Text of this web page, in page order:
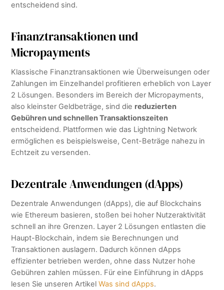
entscheidend sind.
Finanztransaktionen und
Micropayments
Klassische Finanztransaktionen wie Überweisungen oder
Zahlungen im Einzelhandel profitieren erheblich von Layer
2 Lösungen. Besonders im Bereich der Micropayments,
also kleinster Geldbeträge, sind die reduzierten
Gebühren und schnellen Transaktionszeiten
entscheidend. Plattformen wie das Lightning Network
ermöglichen es beispielsweise, Cent-Beträge nahezu in
Echtzeit zu versenden.
Dezentrale Anwendungen (dApps)
Dezentrale Anwendungen (dApps), die auf Blockchains
wie Ethereum basieren, stoßen bei hoher Nutzeraktivität
schnell an ihre Grenzen. Layer 2 Lösungen entlasten die
Haupt-Blockchain, indem sie Berechnungen und
Transaktionen auslagern. Dadurch können dApps
effizienter betrieben werden, ohne dass Nutzer hohe
Gebühren zahlen müssen. Für eine Einführung in dApps
lesen Sie unseren ArtikelWas sind dApps.